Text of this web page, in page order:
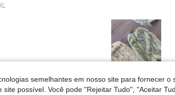
Útil (0)
semelhantes em nosso site para fornecer o
site possível. Você pode "Rejeitar Tudo", "Aceitar